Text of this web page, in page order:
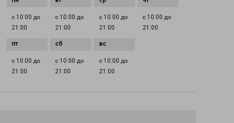
с 10:00 до
21:00
с 10:00 до
21:00
с 10:00 до
21:00
с 10:00 до
21:00
с 10:00 до
21:00
с 10:00 до
21:00
с 10:00 до
21:00